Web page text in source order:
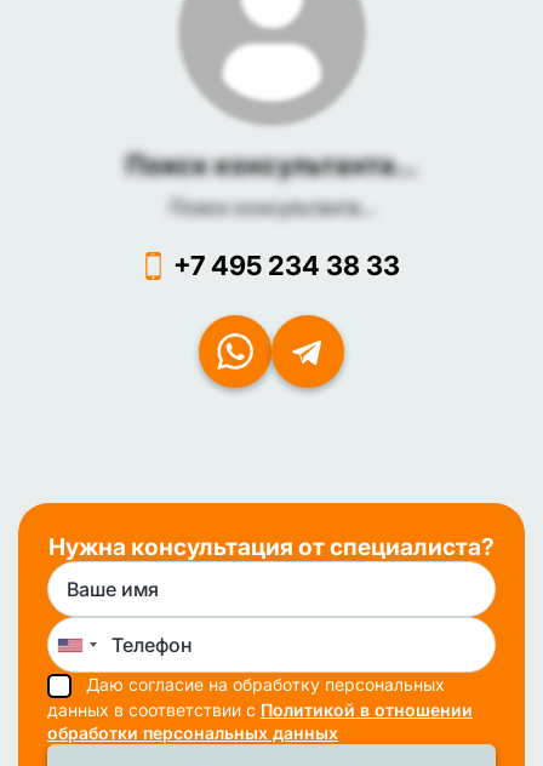
Поиск консультанта...
Поиск консультанта...
+7 495 234 38 33
Нужна консультация от специалиста?
Даю согласие на обработку персональных
данных в соответствии с Политикой в отношении
обработки персональных данных